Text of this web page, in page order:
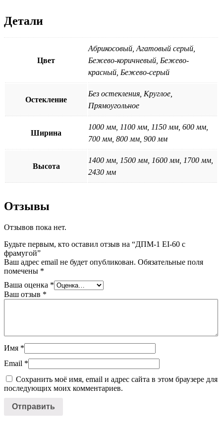
Детали
Цвет
Абрикосовый, Агатовый серый,
Бежево-коричневый, Бежево-
красный, Бежево-серый
Остекление
Без остекления, Круглое,
Прямоугольное
Ширина
1000 мм, 1100 мм, 1150 мм, 600 мм,
700 мм, 800 мм, 900 мм
Высота
1400 мм, 1500 мм, 1600 мм, 1700 мм,
2430 мм
Отзывы
Отзывов пока нет.
Будьте первым, кто оставил отзыв на “ДПМ-1 EI-60 с
фрамугой”
Ваш адрес email не будет опубликован. Обязательные поля
помечены *
Ваша оценка *
Ваш отзыв *
Имя *
Email *
Сохранить моё имя, email и адрес сайта в этом браузере для
последующих моих комментариев.